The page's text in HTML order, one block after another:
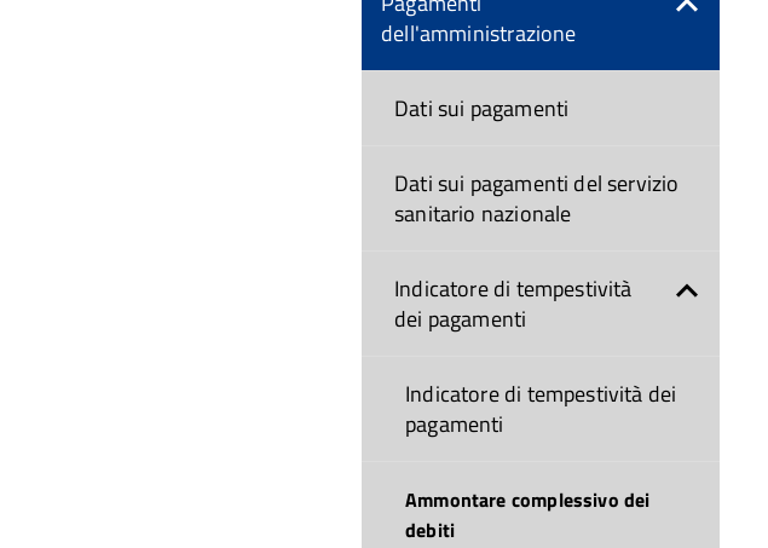
dell'amministrazione
Dati sui pagamenti
Dati sui pagamenti del servizio
sanitario nazionale
Indicatore di tempestività
dei pagamenti
Indicatore di tempestività dei
pagamenti
Ammontare complessivo dei
debiti